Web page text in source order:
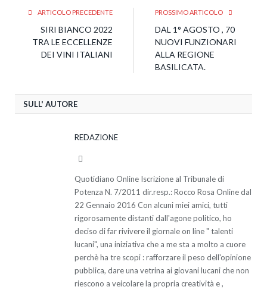
ARTICOLO PRECEDENTE
SIRI BIANCO 2022
TRA LE ECCELLENZE
DEI VINI ITALIANI
PROSSIMO ARTICOLO
DAL 1° AGOSTO , 70
NUOVI FUNZIONARI
ALLA REGIONE
BASILICATA.
SULL' AUTORE
REDAZIONE
Quotidiano Online Iscrizione al Tribunale di
Potenza N. 7/2011 dir.resp.: Rocco Rosa Online dal
22 Gennaio 2016 Con alcuni miei amici, tutti
rigorosamente distanti dall'agone politico, ho
deciso di far rivivere il giornale on line " talenti
lucani", una iniziativa che a me sta a molto a cuore
perchè ha tre scopi : rafforzare il peso dell'opinione
pubblica, dare una vetrina ai giovani lucani che non
riescono a veicolare la propria creatività e ,